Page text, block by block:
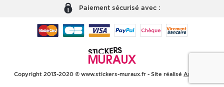
Paiement sécurisé avec :
Copyright 2013-2020 © www.stickers-muraux.fr - Site réalisé Arobases